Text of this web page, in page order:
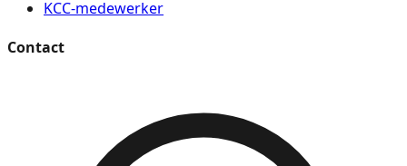
KCC-medewerker
Contact